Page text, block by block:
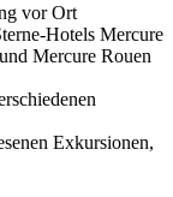
vor Ort
Hotels Mercure
Mercure Rouen
Exkursionen,